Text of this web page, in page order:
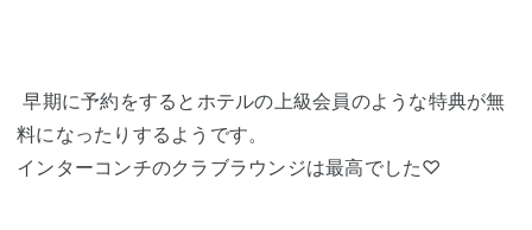
早期に予約をするとホテルの上級会員のような特典が無
料になったりするようです。
インターコンチのクラブラウンジは最高でした♡